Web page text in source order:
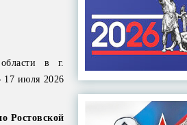
области в г.
17 июля 2026
Ростовской